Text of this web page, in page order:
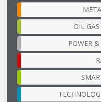
OIL
POWER